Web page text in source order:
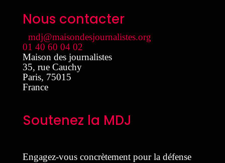
Nous contacter
mdj@maisondesjournalistes.org
01 40 60 04 02
Maison des journalistes
35, rue Cauchy
Paris, 75015
France
Soutenez la MDJ
Engagez-vous concrètement pour la défense